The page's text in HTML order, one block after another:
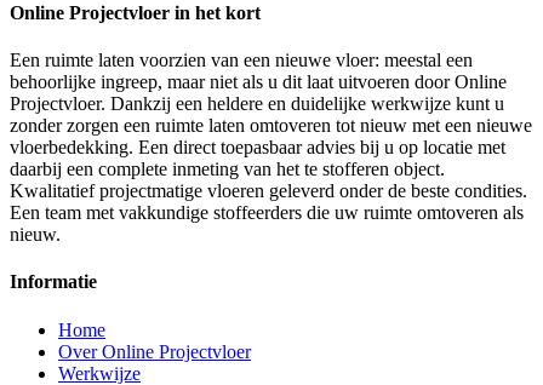
Online Projectvloer in het kort
Een ruimte laten voorzien van een nieuwe vloer: meestal een
behoorlijke ingreep, maar niet als u dit laat uitvoeren door Online
Projectvloer. Dankzij een heldere en duidelijke werkwijze kunt u
zonder zorgen een ruimte laten omtoveren tot nieuw met een nieuwe
vloerbedekking. Een direct toepasbaar advies bij u op locatie met
daarbij een complete inmeting van het te stofferen object.
Kwalitatief projectmatige vloeren geleverd onder de beste condities.
Een team met vakkundige stoffeerders die uw ruimte omtoveren als
nieuw.
Informatie
Home
Over Online Projectvloer
Werkwijze